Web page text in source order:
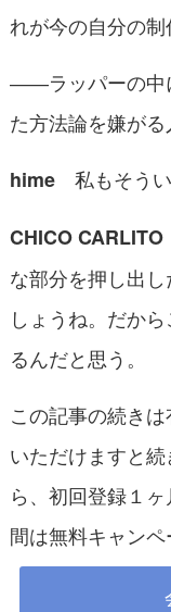
れが今の自分の制
――ラッパーの中
た方法論を嫌がる
hime私もそうい
CHICO CARLITO
な部分を押し出
しょうね。だか
るんだと思う。
この記事の続き
いただけますと
ら、初回登録１
間は無料キャン